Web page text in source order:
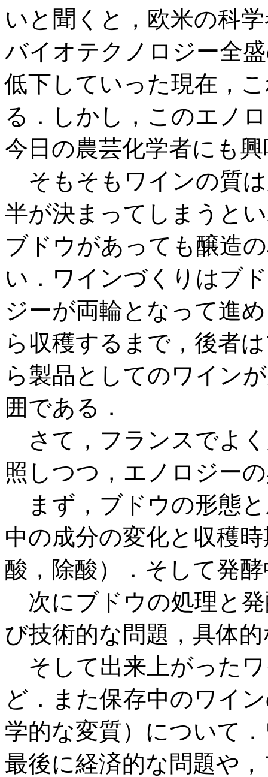
いと聞くと，欧米の科
バイオテクノロジー全
低下していった現在，
る．しかし，このエノ
今日の農芸化学者にも
そもそもワインの質
半が決まってしまうと
ブドウがあっても醸造
い．ワインづくりはブ
ジーが両輪となって進
ら収穫するまで，後者
ら製品としてのワイン
囲である．
さて，フランスでよ
照しつつ，エノロジー
まず，ブドウの形態
中の成分の変化と収穫
酸，除酸）．そして発
次にブドウの処理と
び技術的な問題，具体
そして出来上がった
ど．また保存中のワイ
学的な変質）について
最後に経済的な問題や